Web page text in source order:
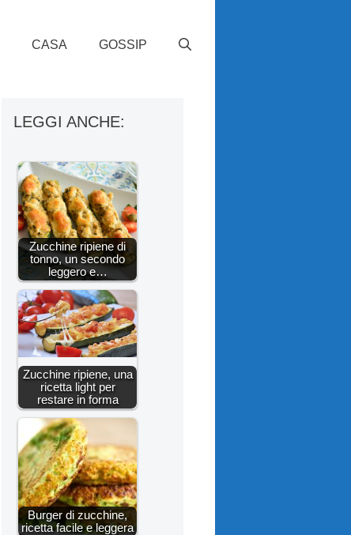
CASA GOSSIP
LEGGI ANCHE:
Zucchine ripiene di
tonno, un secondo
leggero e…
Zucchine ripiene, una
ricetta light per
restare in forma
Burger di zucchine,
ricetta facile e leggera